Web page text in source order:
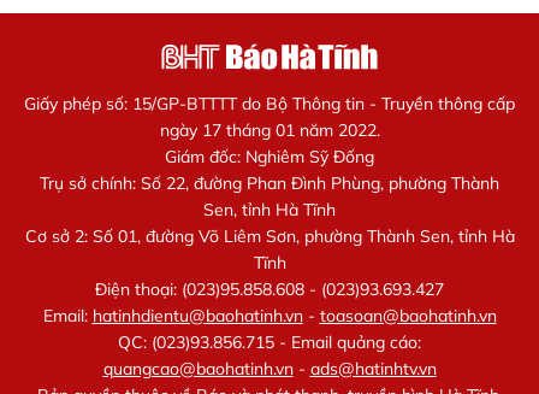
Giấy phép số: 15/GP-BTTTT do Bộ Thông tin - Truyền thông cấp
ngày 17 tháng 01 năm 2022.
Giám đốc: Nghiêm Sỹ Đống
Trụ sở chính: Số 22, đường Phan Đình Phùng, phường Thành
Sen, tỉnh Hà Tĩnh
Cơ sở 2: Số 01, đường Võ Liêm Sơn, phường Thành Sen, tỉnh Hà
Tĩnh
Điện thoại: (023)95.858.608 - (023)93.693.427
Email: hatinhdientu@baohatinh.vn- toasoan@baohatinh.vn
QC: (023)93.856.715 - Email quảng cáo:
quangcao@baohatinh.vn- ads@hatinhtv.vn